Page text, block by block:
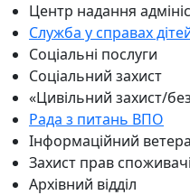
Центр надання
Служба у справах
Соціальні послуги
Соціальний захист
«Цивільний захист/
Рада з питань ВПО
Інформаційний
Захист прав
Архівний відділ